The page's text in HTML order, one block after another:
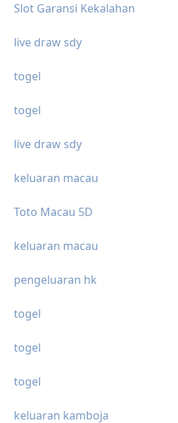
Slot Garansi Kekalahan
live draw sdy
togel
togel
live draw sdy
keluaran macau
Toto Macau 5D
keluaran macau
pengeluaran hk
togel
togel
togel
keluaran kamboja